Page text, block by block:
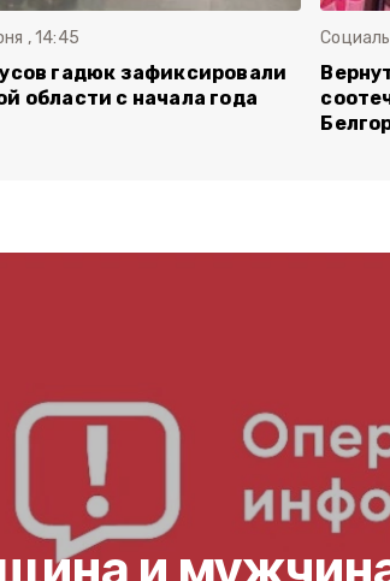
, 14:45
гадюк зафиксировали
области с начала года
и